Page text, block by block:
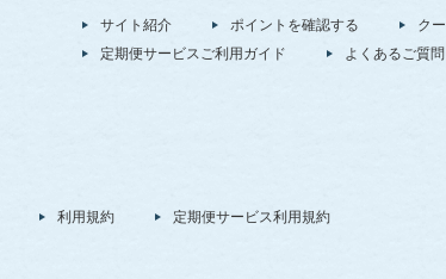
サイト紹介 ポイントを確認する ク
定期便サービスご利用ガイド
よくあるご質問
利用規約 定期便サービス利用規約